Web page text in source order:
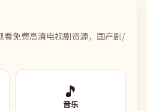
看免费高清电视剧资源，国产剧/
🎵
音乐